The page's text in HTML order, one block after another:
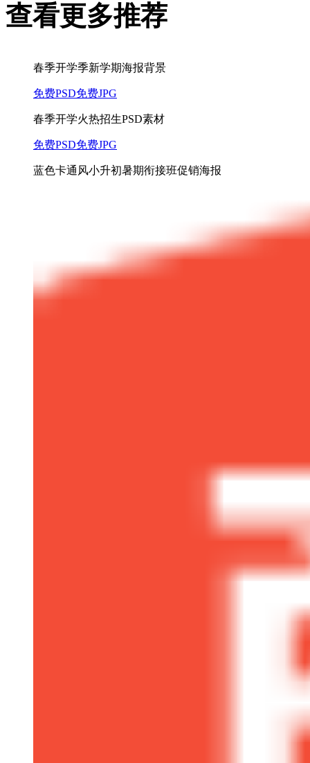
查看更多推荐
春季开学季新学期海报背景
免费PSD免费JPG
春季开学火热招生PSD素材
免费PSD免费JPG
蓝色卡通风小升初暑期衔接班促销海报